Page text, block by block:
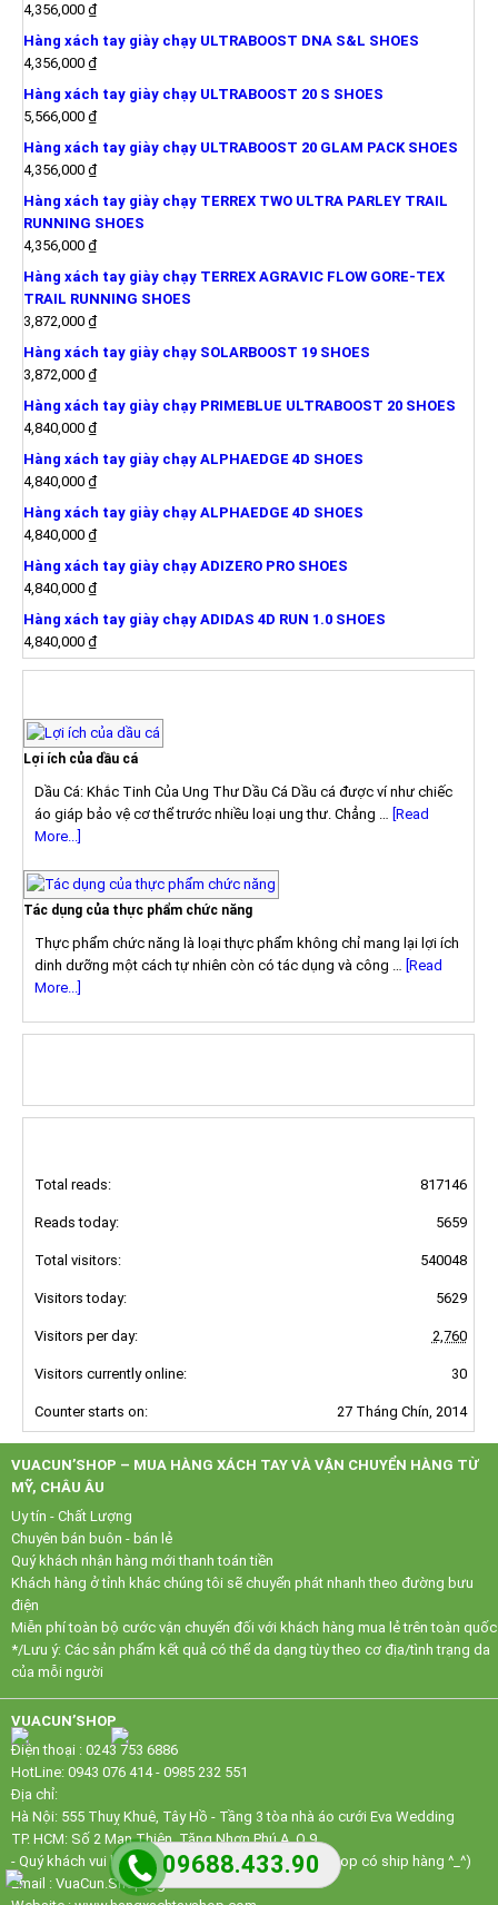
09688.433.90
4,356,000 ₫
Hàng xách tay giày chạy ULTRABOOST DNA S&L SHOES
4,356,000 ₫
Hàng xách tay giày chạy ULTRABOOST 20 S SHOES
5,566,000 ₫
Hàng xách tay giày chạy ULTRABOOST 20 GLAM PACK SHOES
4,356,000 ₫
Hàng xách tay giày chạy TERREX TWO ULTRA PARLEY TRAIL
RUNNING SHOES
4,356,000 ₫
Hàng xách tay giày chạy TERREX AGRAVIC FLOW GORE-TEX
TRAIL RUNNING SHOES
3,872,000 ₫
Hàng xách tay giày chạy SOLARBOOST 19 SHOES
3,872,000 ₫
Hàng xách tay giày chạy PRIMEBLUE ULTRABOOST 20 SHOES
4,840,000 ₫
Hàng xách tay giày chạy ALPHAEDGE 4D SHOES
4,840,000 ₫
Hàng xách tay giày chạy ALPHAEDGE 4D SHOES
4,840,000 ₫
Hàng xách tay giày chạy ADIZERO PRO SHOES
4,840,000 ₫
Hàng xách tay giày chạy ADIDAS 4D RUN 1.0 SHOES
4,840,000 ₫
Lợi ích của dầu cá
Dầu Cá: Khắc Tinh Của Ung Thư Dầu Cá Dầu cá được ví như chiếc
áo giáp bảo vệ cơ thể trước nhiều loại ung thư. Chẳng … [Read
More...]
Tác dụng của thực phẩm chức năng
Thực phẩm chức năng là loại thực phẩm không chỉ mang lại lợi ích
dinh dưỡng một cách tự nhiên còn có tác dụng và công … [Read
More...]
817146
Total reads:
5659
Reads today:
540048
Total visitors:
5629
Visitors today:
2,760
Visitors per day:
30
Visitors currently online:
27 Tháng Chín, 2014
Counter starts on:
VUACUN’SHOP – MUA HÀNG XÁCH TAY VÀ VẬN CHUYỂN HÀNG TỪ
MỸ, CHÂU ÂU
Uy tín - Chất Lượng
Chuyên bán buôn - bán lẻ
Quý khách nhận hàng mới thanh toán tiền
Khách hàng ở tỉnh khác chúng tôi sẽ chuyển phát nhanh theo đường bưu
điện
Miễn phí toàn bộ cước vận chuyển đối với khách hàng mua lẻ trên toàn quốc
*/Lưu ý: Các sản phẩm kết quả có thể da dạng tùy theo cơ địa/tình trạng da
của mỗi người
VUACUN’SHOP
Điện thoại : 0243 753 6886
HotLine: 0943 076 414 - 0985 232 551
Địa chỉ:
Hà Nội: 555 Thuỵ Khuê, Tây Hồ - Tầng 3 tòa nhà áo cưới Eva Wedding
TP. HCM: Số 2 Man Thiện, Tăng Nhơn Phú A, Q.9
- Quý khách vui lòng gọi điện thoại trước khi đến, shop có ship hàng ^_^)
Email : VuaCun.Shop@gmail.com